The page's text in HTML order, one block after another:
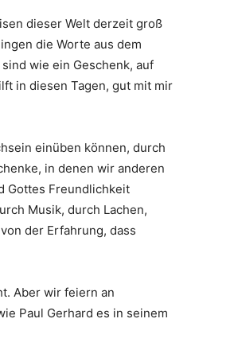
dieser Welt derzeit groß
die Worte aus dem
wie ein Geschenk, auf
in diesen Tagen, gut mit mir
einüben können, durch
in denen wir anderen
Gottes Freundlichkeit
Musik, durch Lachen,
der Erfahrung, dass
Aber wir feiern an
Paul Gerhard es in seinem